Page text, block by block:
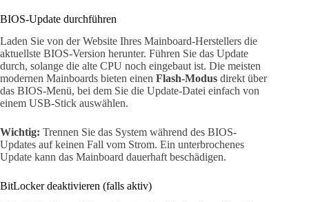
BIOS-Update durchführen
Laden Sie von der Website Ihres Mainboard-Herstellers die
aktuellste BIOS-Version herunter. Führen Sie das Update
durch, solange die alte CPU noch eingebaut ist. Die meisten
modernen Mainboards bieten einen Flash-Modus direkt über
das BIOS-Menü, bei dem Sie die Update-Datei einfach von
einem USB-Stick auswählen.
Wichtig: Trennen Sie das System während des BIOS-
Updates auf keinen Fall vom Strom. Ein unterbrochenes
Update kann das Mainboard dauerhaft beschädigen.
BitLocker deaktivieren (falls aktiv)